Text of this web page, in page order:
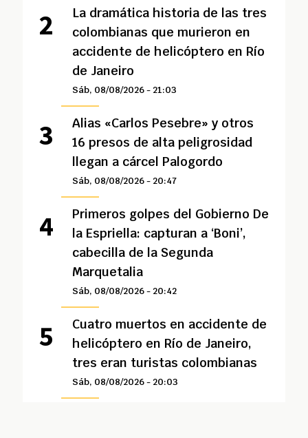
La dramática historia de las tres
colombianas que murieron en
accidente de helicóptero en Río
de Janeiro
Sáb, 08/08/2026 - 21:03
Alias «Carlos Pesebre» y otros
16 presos de alta peligrosidad
llegan a cárcel Palogordo
Sáb, 08/08/2026 - 20:47
Primeros golpes del Gobierno De
la Espriella: capturan a ‘Boni’,
cabecilla de la Segunda
Marquetalia
Sáb, 08/08/2026 - 20:42
Cuatro muertos en accidente de
helicóptero en Río de Janeiro,
tres eran turistas colombianas
Sáb, 08/08/2026 - 20:03